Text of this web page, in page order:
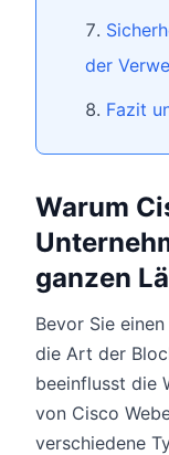
der
Fazit
Warum
ganzen
Bevor Sie
die Art der
beeinflusst die
von Cisco
verschiedene